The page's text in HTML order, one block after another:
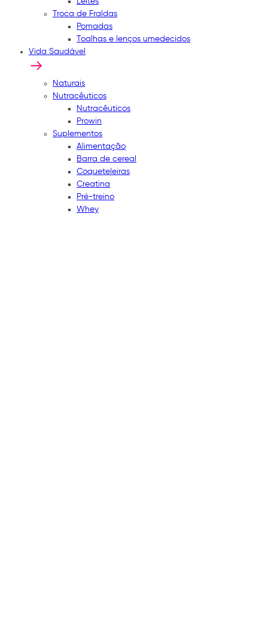
Troca de Fraldas
Pomadas
Toalhas e lenços umedecidos
Vida Saudável
Naturais
Nutracêuticos
Nutracêuticos
Prowin
Suplementos
Alimentação
Barra de cereal
Coqueteleiras
Creatina
Pré-treino
Whey